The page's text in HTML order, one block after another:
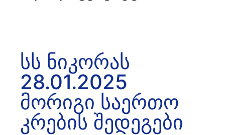
სს ნიკორას
28.01.2025
მორიგი საერთო
კრების შედეგები